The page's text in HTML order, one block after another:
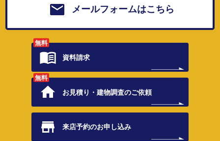
メールフォームはこちら
無料
資料請求
無料
お見積り・建物調査のご依頼
来店予約のお申し込み